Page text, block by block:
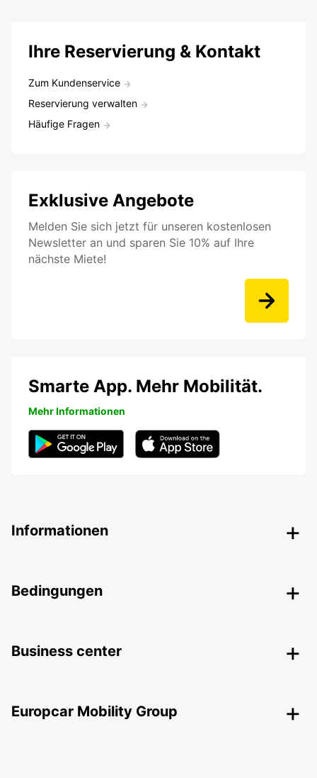
Ihre Reservierung & Kontakt
Zum Kundenservice
Reservierung verwalten
Häufige Fragen
Exklusive Angebote
Melden Sie sich jetzt für unseren kostenlosen
Newsletter an und sparen Sie 10% auf Ihre
nächste Miete!
Smarte App. Mehr Mobilität.
Mehr Informationen
Informationen
Bedingungen
Business center
Europcar Mobility Group